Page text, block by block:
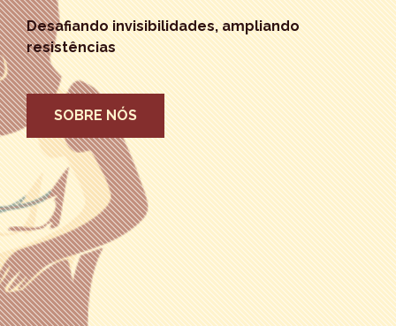
Desafiando invisibilidades, ampliando
resistências
SOBRE NÓS